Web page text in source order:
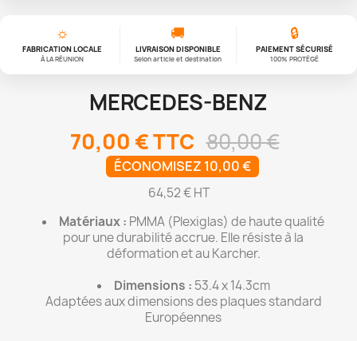
☼
FABRICATION LOCALE
À LA RÉUNION
🚚
LIVRAISON DISPONIBLE
Selon article et destination
🔒
PAIEMENT SÉCURISÉ
100% PROTÉGÉ
MERCEDES-BENZ
70,00 €TTC 80,00 €
ÉCONOMISEZ 10,00 €
64,52 € HT
Matériaux : PMMA (Plexiglas) de haute qualité
pour une durabilité accrue. Elle résiste à la
déformation et au Karcher.
Dimensions : 53.4 x 14.3cm
Adaptées aux dimensions des plaques standard
Européennes